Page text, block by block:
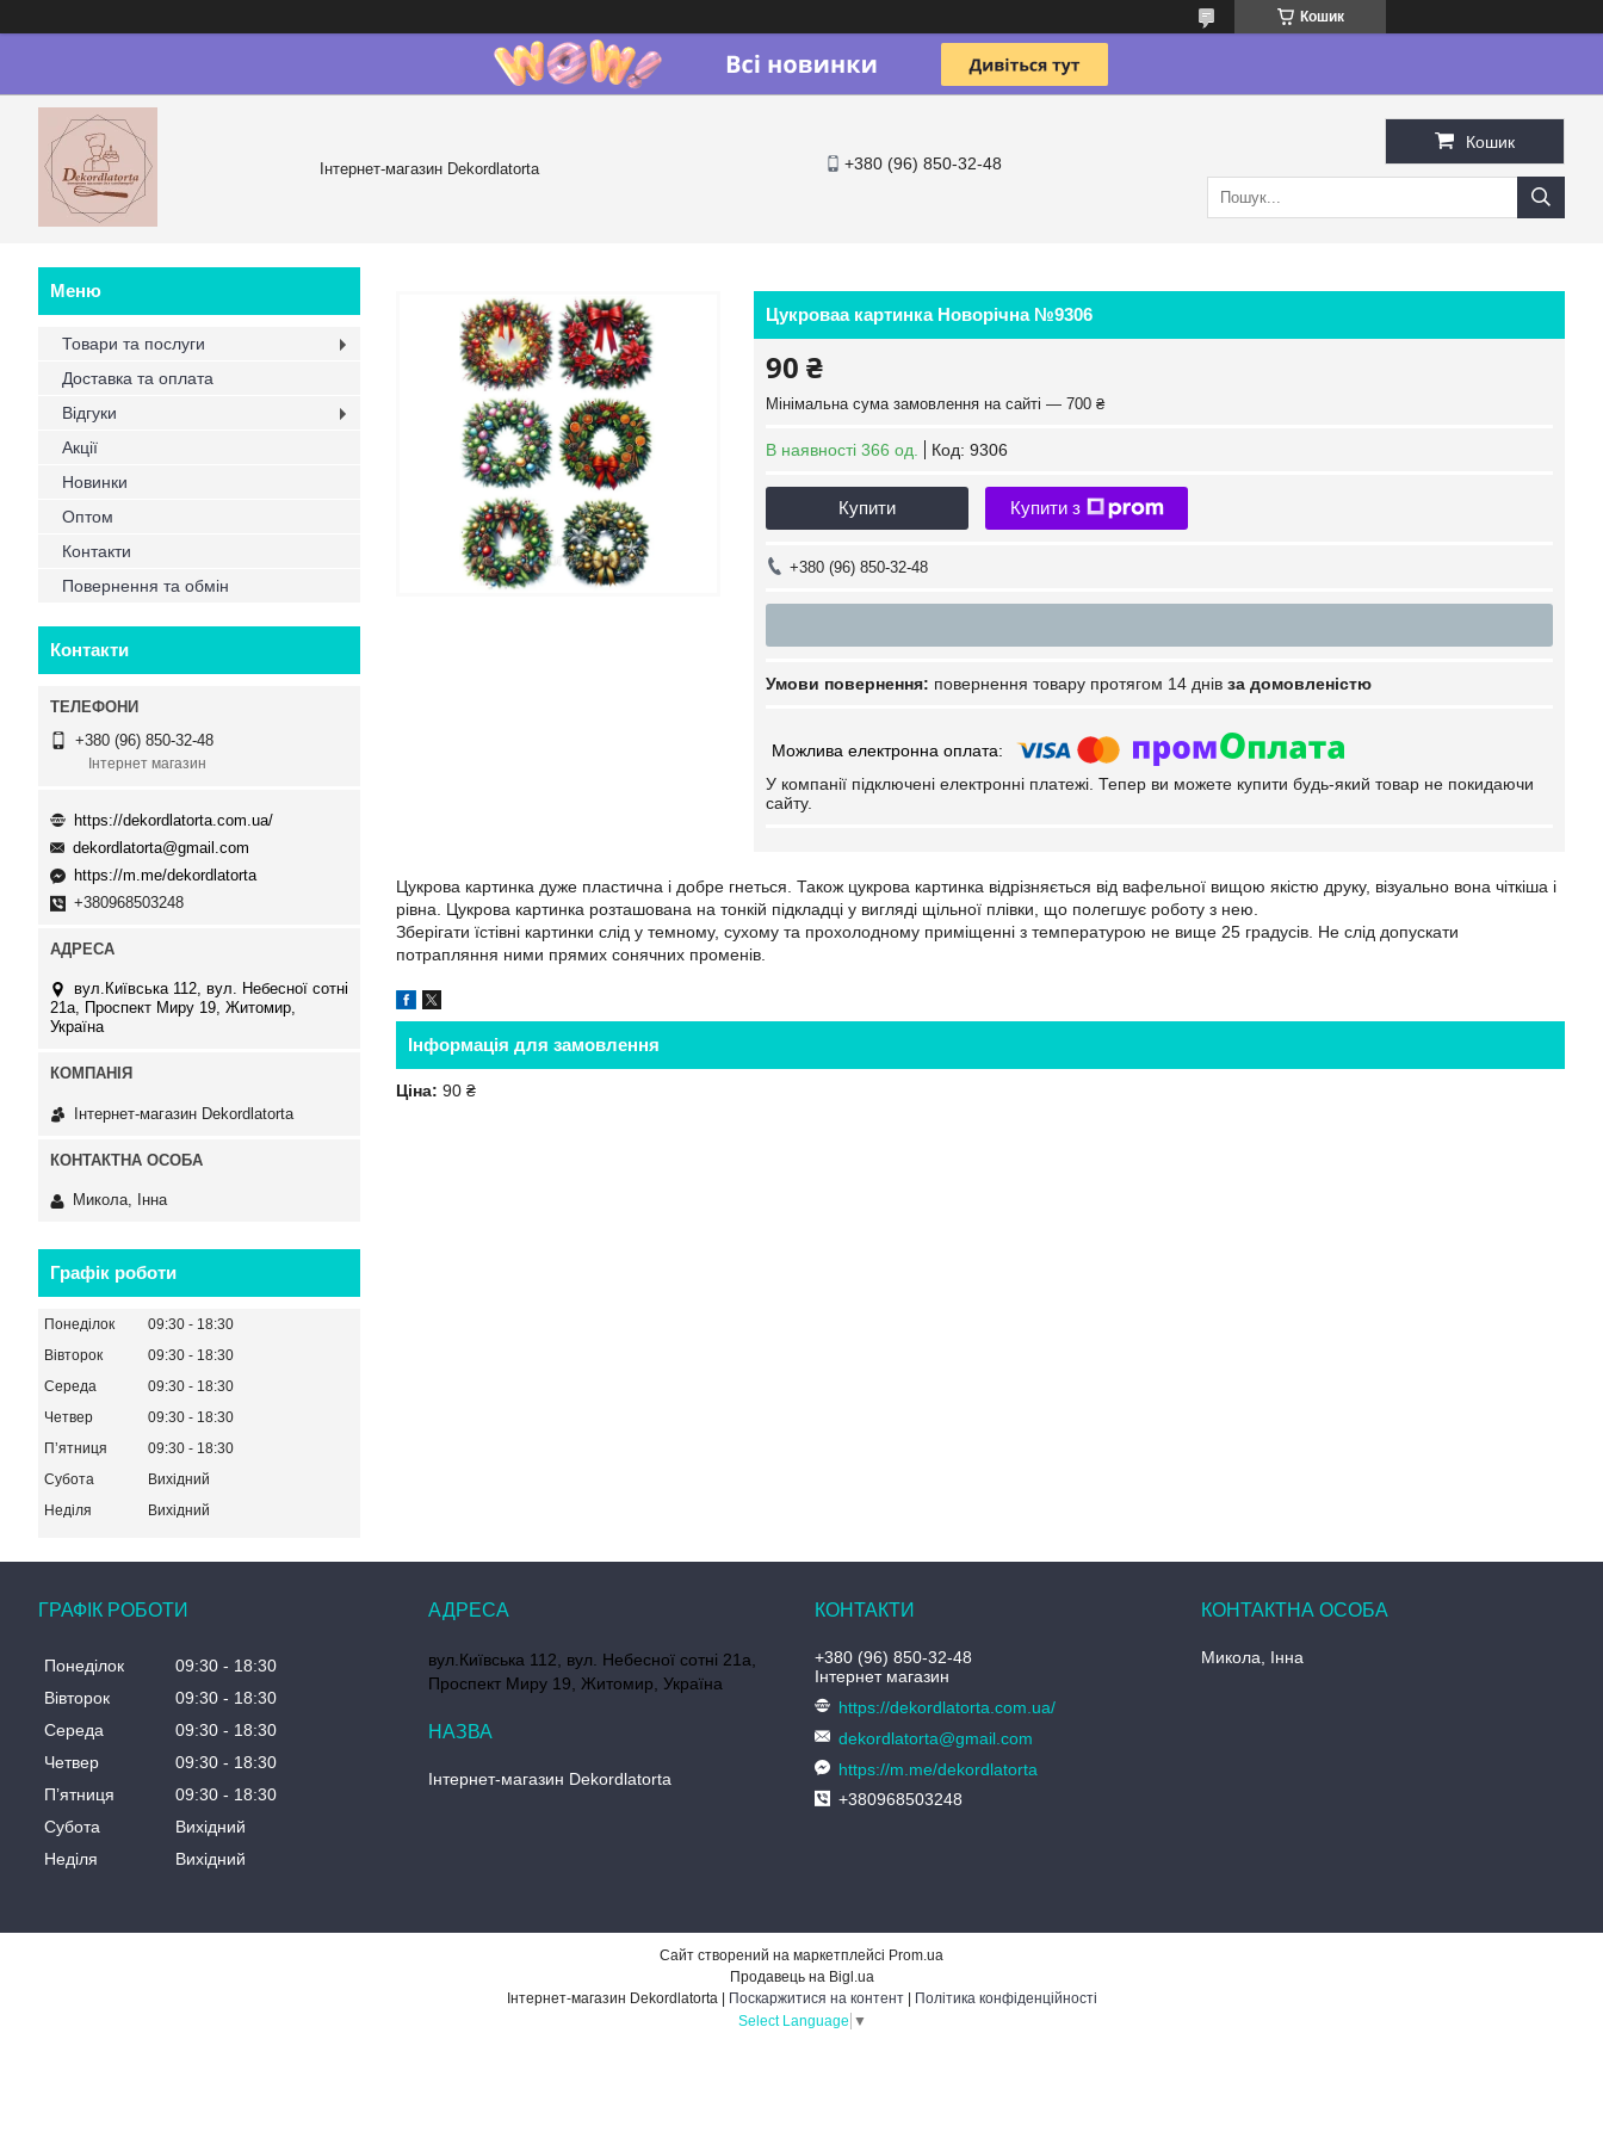
Кошик
Інтернет-магазин Dekordlatorta +380 (96) 850-32-48
Кошик
Цукроваа картинка Новорічна №9306
90 ₴
Мінімальна сума замовлення на сайті — 700 ₴
В наявності 366 од. Код: 9306
Купити Купити з
+380 (96) 850-32-48
повернення товару протягом 14 днів за домовленістю
У компанії підключені електронні платежі. Тепер ви можете купити будь-який товар не покидаючи
сайту.
Цукрова картинка дуже пластична і добре гнеться. Також цукрова картинка відрізняється від вафельної вищою якістю друку, візуально вона чіткіша і
рівна. Цукрова картинка розташована на тонкій підкладці у вигляді щільної плівки, що полегшує роботу з нею.
Зберігати їстівні картинки слід у темному, сухому та прохолодному приміщенні з температурою не вище 25 градусів. Не слід допускати
потрапляння ними прямих сонячних променів.
Інформація для замовлення
Ціна: 90 ₴
Товари та послуги
Доставка та оплата
Відгуки
Акції
Новинки
Оптом
Контакти
Повернення та обмін
Контакти
+380 (96) 850-32-48
Інтернет магазин
https://dekordlatorta.com.ua/
dekordlatorta@gmail.com
https://m.me/dekordlatorta
+380968503248
вул.Київська 112, вул. Небесної сотні
21а, Проспект Миру 19, Житомир,
Україна
Інтернет-магазин Dekordlatorta
Микола, Інна
Графік роботи
Понеділок 09:30
18:30
Вівторок
09:30
18:30
Середа
09:30
18:30
Четвер
09:30
18:30
Пʼятниця
09:30
18:30
Субота
Вихідний
Неділя
Вихідний
ГРАФІК РОБОТИ
Понеділок 09:30
18:30
Вівторок
09:30
18:30
Середа
09:30
18:30
Четвер
09:30
18:30
Пʼятниця
09:30
18:30
Субота
Вихідний
Неділя
Вихідний
вул.Київська 112, вул. Небесної сотні 21а,
Проспект Миру 19, Житомир, Україна
Інтернет-магазин Dekordlatorta
+380 (96) 850-32-48
Інтернет магазин
https://dekordlatorta.com.ua/
dekordlatorta@gmail.com
https://m.me/dekordlatorta
+380968503248
Микола, Інна
Сайт створений на маркетплейсі Prom.ua
Продавець на Bigl.ua
Поскаржитися на контент
Політика конфіденційності
Select Language ▼